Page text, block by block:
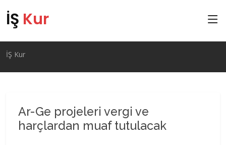
İŞ Kur
İŞ Kur
Ar-Ge projeleri vergi ve
harçlardan muaf tutulacak